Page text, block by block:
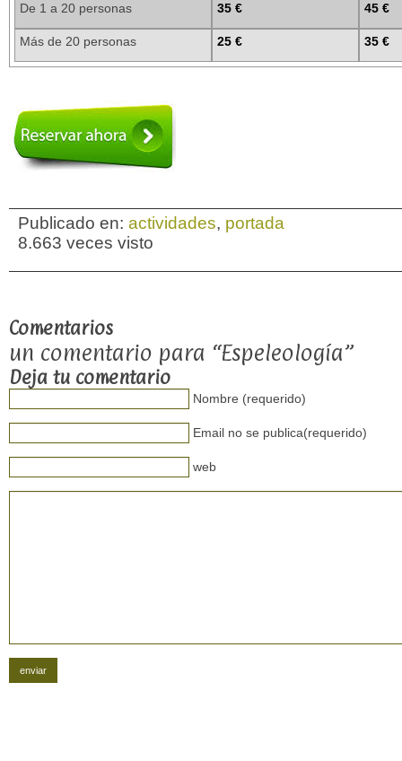
De 1 a 20 personas 35 € 45 €
Más de 20 personas 25 € 35 €
Publicado en: actividades, portada
8.663 veces visto
Comentarios
un comentario para “Espeleología”
Deja tu comentario
Nombre (requerido)
Email no se publica(requerido)
web